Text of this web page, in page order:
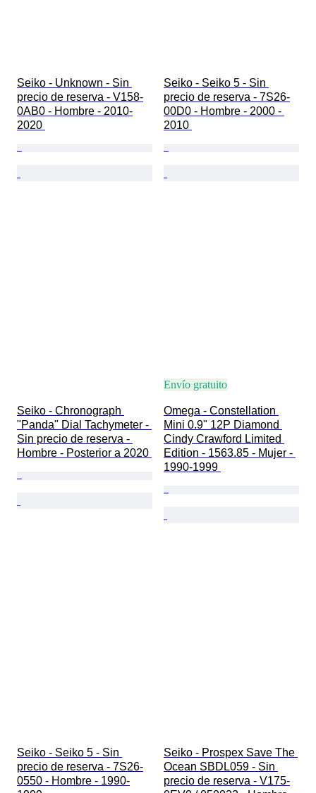
Seiko - Unknown - Sin
precio de reserva - V158-
0AB0 - Hombre - 2010-
2020
Seiko - Seiko 5 - Sin
precio de reserva - 7S26-
00D0 - Hombre - 2000 -
2010
Seiko - Chronograph
"Panda" Dial Tachymeter -
Sin precio de reserva -
Hombre - Posterior a 2020
Envío gratuito
Omega - Constellation
Mini 0.9" 12P Diamond
Cindy Crawford Limited
Edition - 1563.85 - Mujer -
1990-1999
Seiko - Seiko 5 - Sin
precio de reserva - 7S26-
0550 - Hombre - 1990-
Seiko - Prospex Save The
Ocean SBDL059 - Sin
precio de reserva - V175-